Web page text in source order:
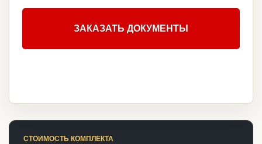
ЗАКАЗАТЬ ДОКУМЕНТЫ
СТОИМОСТЬ КОМПЛЕКТА